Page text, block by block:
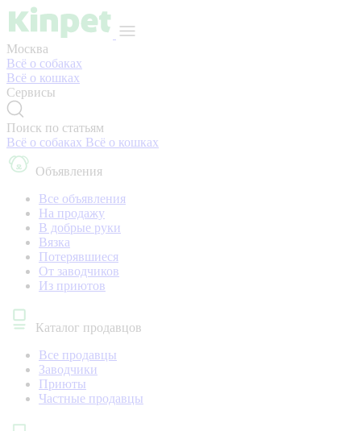
Москва
Всё о собаках
Всё о кошках
Сервисы
Поиск по статьям
Всё о собаках Всё о кошках
Объявления
Все объявления
На продажу
В добрые руки
Вязка
Потерявшиеся
От заводчиков
Из приютов
Каталог продавцов
Все продавцы
Заводчики
Приюты
Частные продавцы